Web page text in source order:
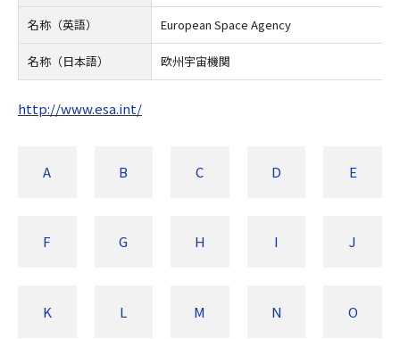
名称（英語） European Space Agency
名称（日本語） 欧州宇宙機関
http://www.esa.int/
A B C D E
F G H I J
K L M N O